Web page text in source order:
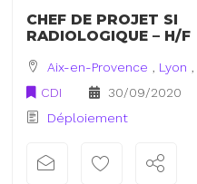
CHEF DE PROJET SI
RADIOLOGIQUE – H/F
Aix-en-Provence Lyon
CDI
30/09/2020
Déploiement